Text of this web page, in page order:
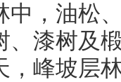
中，油松
漆树及
，峰坡层